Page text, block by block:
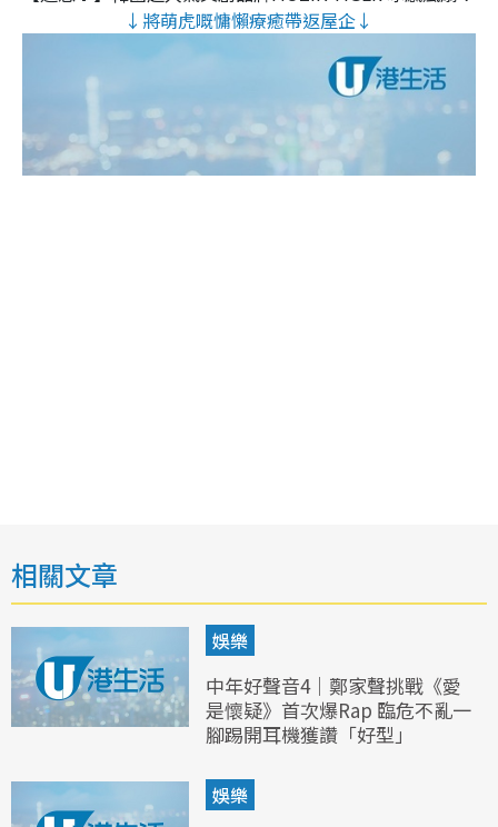
↓將萌虎嘅慵懶療癒帶返屋企↓
相關文章
娛樂
中年好聲音4｜鄭家聲挑戰《愛
是懷疑》首次爆Rap 臨危不亂一
腳踢開耳機獲讚「好型」
娛樂